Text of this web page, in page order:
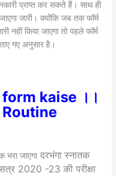
प्राप्त कर सकते हैं। साथ ही
जारी। क्योंकि जब तक फॉर्म
नहीं किया जाएगा तो पहले फॉर्म
गए अनुसार है।
kaise ।।
भरा जाएगा दरभंगा स्नातक
सत्र 2020 -23 की परीक्षा